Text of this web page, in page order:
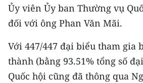
MUA BÁO
ĐỌC BÁO IN
ENGLISH
Ủy viên Ủy ban Thường vụ
đối với ông Phan Văn Mãi.
Với 447/447 đại biểu tham gia
thành (bằng 93.51% tổng số
Quốc hội cũng đã thông qua